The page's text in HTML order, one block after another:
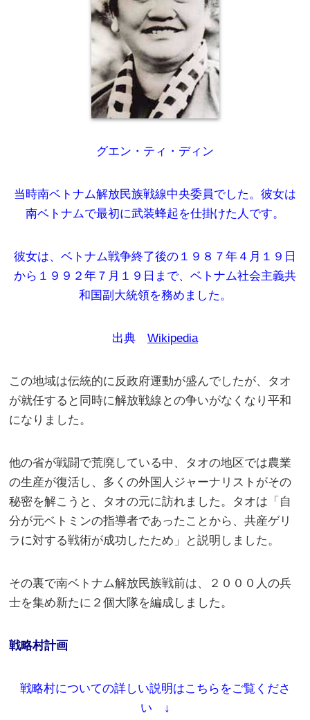
グエン・ティ・ディン
当時南ベトナム解放民族戦線中央委員でした。彼女は
南ベトナムで最初に武装蜂起を仕掛けた人です。
彼女は、ベトナム戦争終了後の１９８７年４月１９日
から１９９２年７月１９日まで、ベトナム社会主義共
和国副大統領を務めました。
出典 Wikipedia
この地域は伝統的に反政府運動が盛んでしたが、タオ
が就任すると同時に解放戦線との争いがなくなり平和
になりました。
他の省が戦闘で荒廃している中、タオの地区では農業
の生産が復活し、多くの外国人ジャーナリストがその
秘密を解こうと、タオの元に訪れました。タオは「自
分が元ベトミンの指導者であったことから、共産ゲリ
ラに対する戦術が成功したため」と説明しました。
その裏で南ベトナム解放民族戦前は、２０００人の兵
士を集め新たに２個大隊を編成しました。
戦略村計画
戦略村についての詳しい説明はこちらをご覧くださ
い ↓